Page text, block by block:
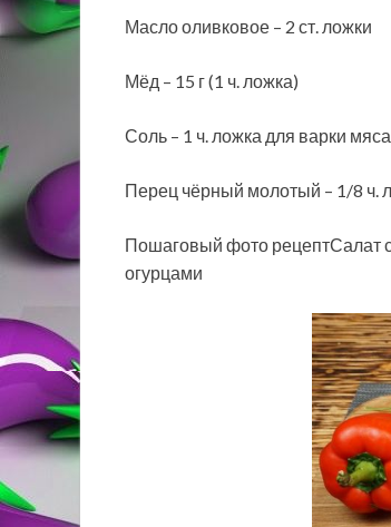
Масло оливковое – 2 ст. ложки
Мёд – 15 г (1 ч. ложка)
Соль – 1 ч. ложка для варки
Перец чёрный молотый – 1/8 ч.
Пошаговый фото рецептСалат
огурцами